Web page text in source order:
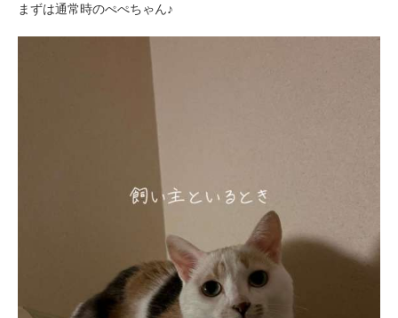
まずは通常時のぺぺちゃん♪